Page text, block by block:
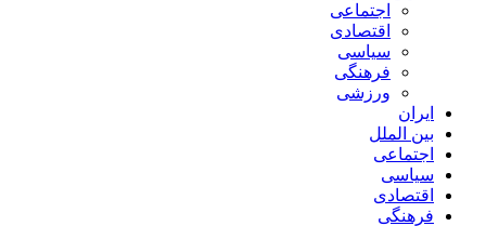
اجتماعی
اقتصادی
سیاسی
فرهنگی
ورزشی
ایران
بین الملل
اجتماعی
سیاسی
اقتصادی
فرهنگی